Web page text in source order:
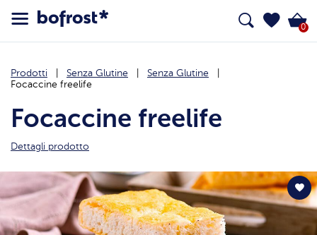
0
Prodotti Senza Glutine
Senza Glutine
Focaccine freelife
Focaccine freelife
Dettagli prodotto